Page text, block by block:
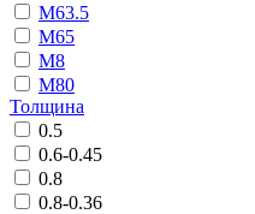
М63.5
М65
М8
М80
Толщина
0.5
0.6-0.45
0.8
0.8-0.36